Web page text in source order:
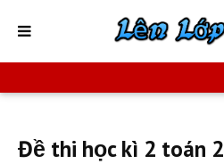
Đề thi học kì 2 toán